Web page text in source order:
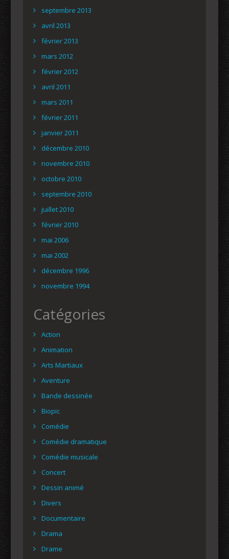
septembre 2013
avril 2013
février 2013
mars 2012
février 2012
avril 2011
mars 2011
février 2011
janvier 2011
décembre 2010
novembre 2010
octobre 2010
septembre 2010
juillet 2010
février 2010
mai 2006
mai 2002
décembre 1996
novembre 1994
Catégories
Action
Animation
Arts Martiaux
Aventure
Bande dessinée
Biopic
Comédie
Comédie dramatique
Comédie musicale
Concert
Dessin animé
Divers
Documentaire
Drama
Drame